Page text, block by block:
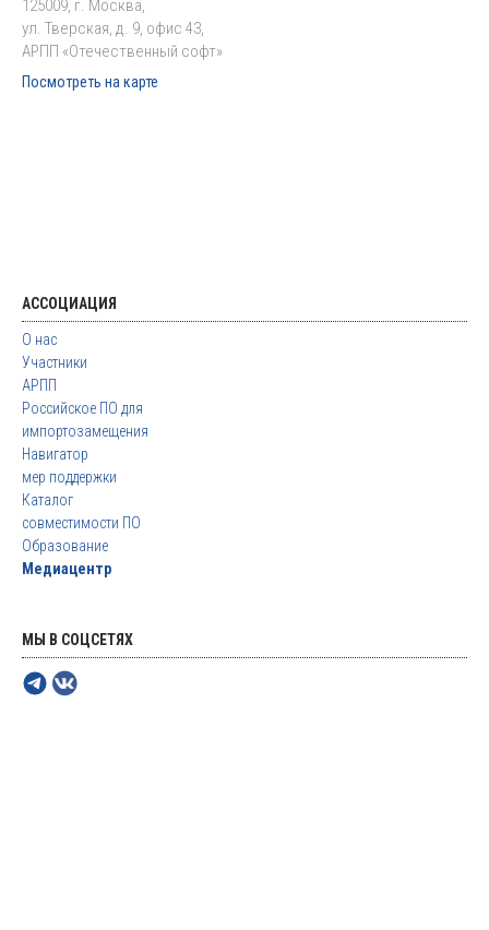
125009, г. Москва,
ул. Тверская, д. 9, офис 43,
АРПП «Отечественный софт»
Посмотреть на карте
АССОЦИАЦИЯ
О нас
Участники
АРПП
Российское ПО для
импортозамещения
Навигатор
мер поддержки
Каталог
совместимости ПО
Образование
Медиацентр
МЫ В СОЦСЕТЯХ